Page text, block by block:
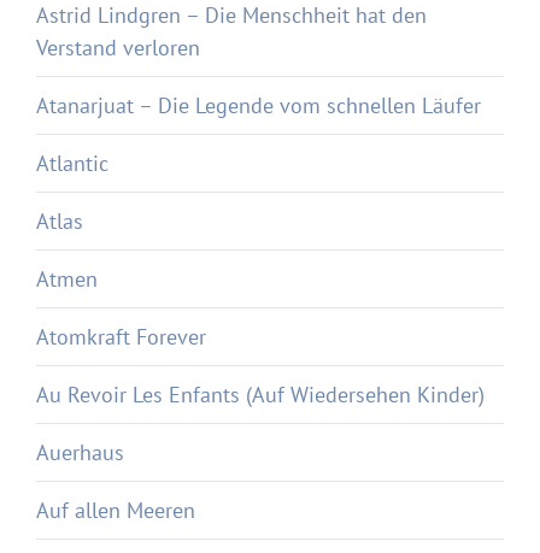
Astrid Lindgren – Die Menschheit hat den
Verstand verloren
Atanarjuat – Die Legende vom schnellen Läufer
Atlantic
Atlas
Atmen
Atomkraft Forever
Au Revoir Les Enfants (Auf Wiedersehen Kinder)
Auerhaus
Auf allen Meeren